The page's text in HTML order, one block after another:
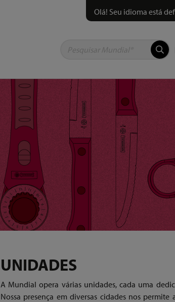
Olá! Seu idioma está
UNIDADES
A Mundial opera várias unidades, cada uma
Nossa presença em diversas cidades nos